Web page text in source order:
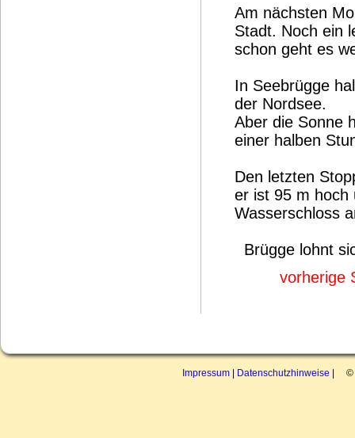
Am nächsten
Stadt. Noch ein
schon geht es
In Seebrügge
der Nordsee.
Aber die Sonne
einer halben
Den letzten
er ist 95 m hoch
Wasserschloss
Brügge lohnt
vorherige
Impressum | Datenschutzhinweise | ©